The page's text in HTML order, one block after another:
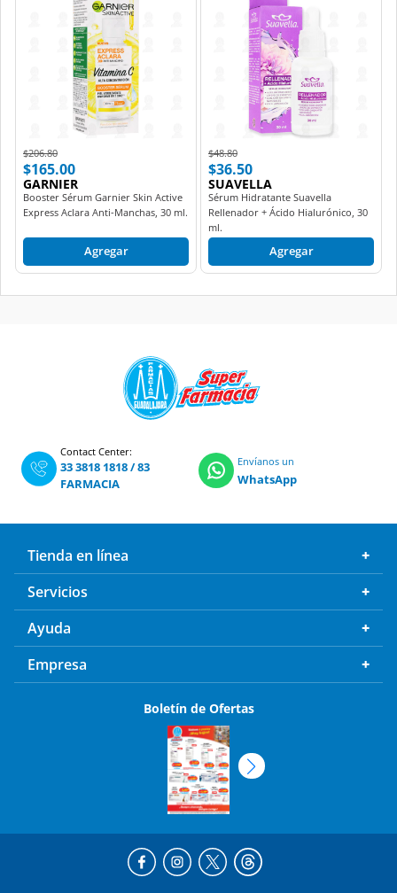
Price reduced from
$206.80to
$165.00
GARNIER
Booster Sérum Garnier Skin Active
Express Aclara Anti-Manchas, 30 ml.
Agregar
Price reduced from
$48.80to
$36.50
SUAVELLA
Sérum Hidratante Suavella
Rellenador + Ácido Hialurónico, 30
ml.
Agregar
Contact Center:
33 3818 1818/83
FARMACIA
Envíanos un
WhatsApp
Tienda en línea
Servicios
Ayuda
Empresa
Boletín de Ofertas